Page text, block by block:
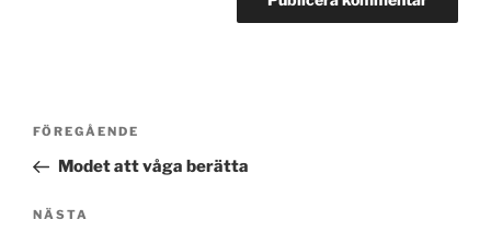
Inläggsnavigering
Föregående
inlägg
FÖREGÅENDE
Modet att våga berätta
Nästa
NÄSTA